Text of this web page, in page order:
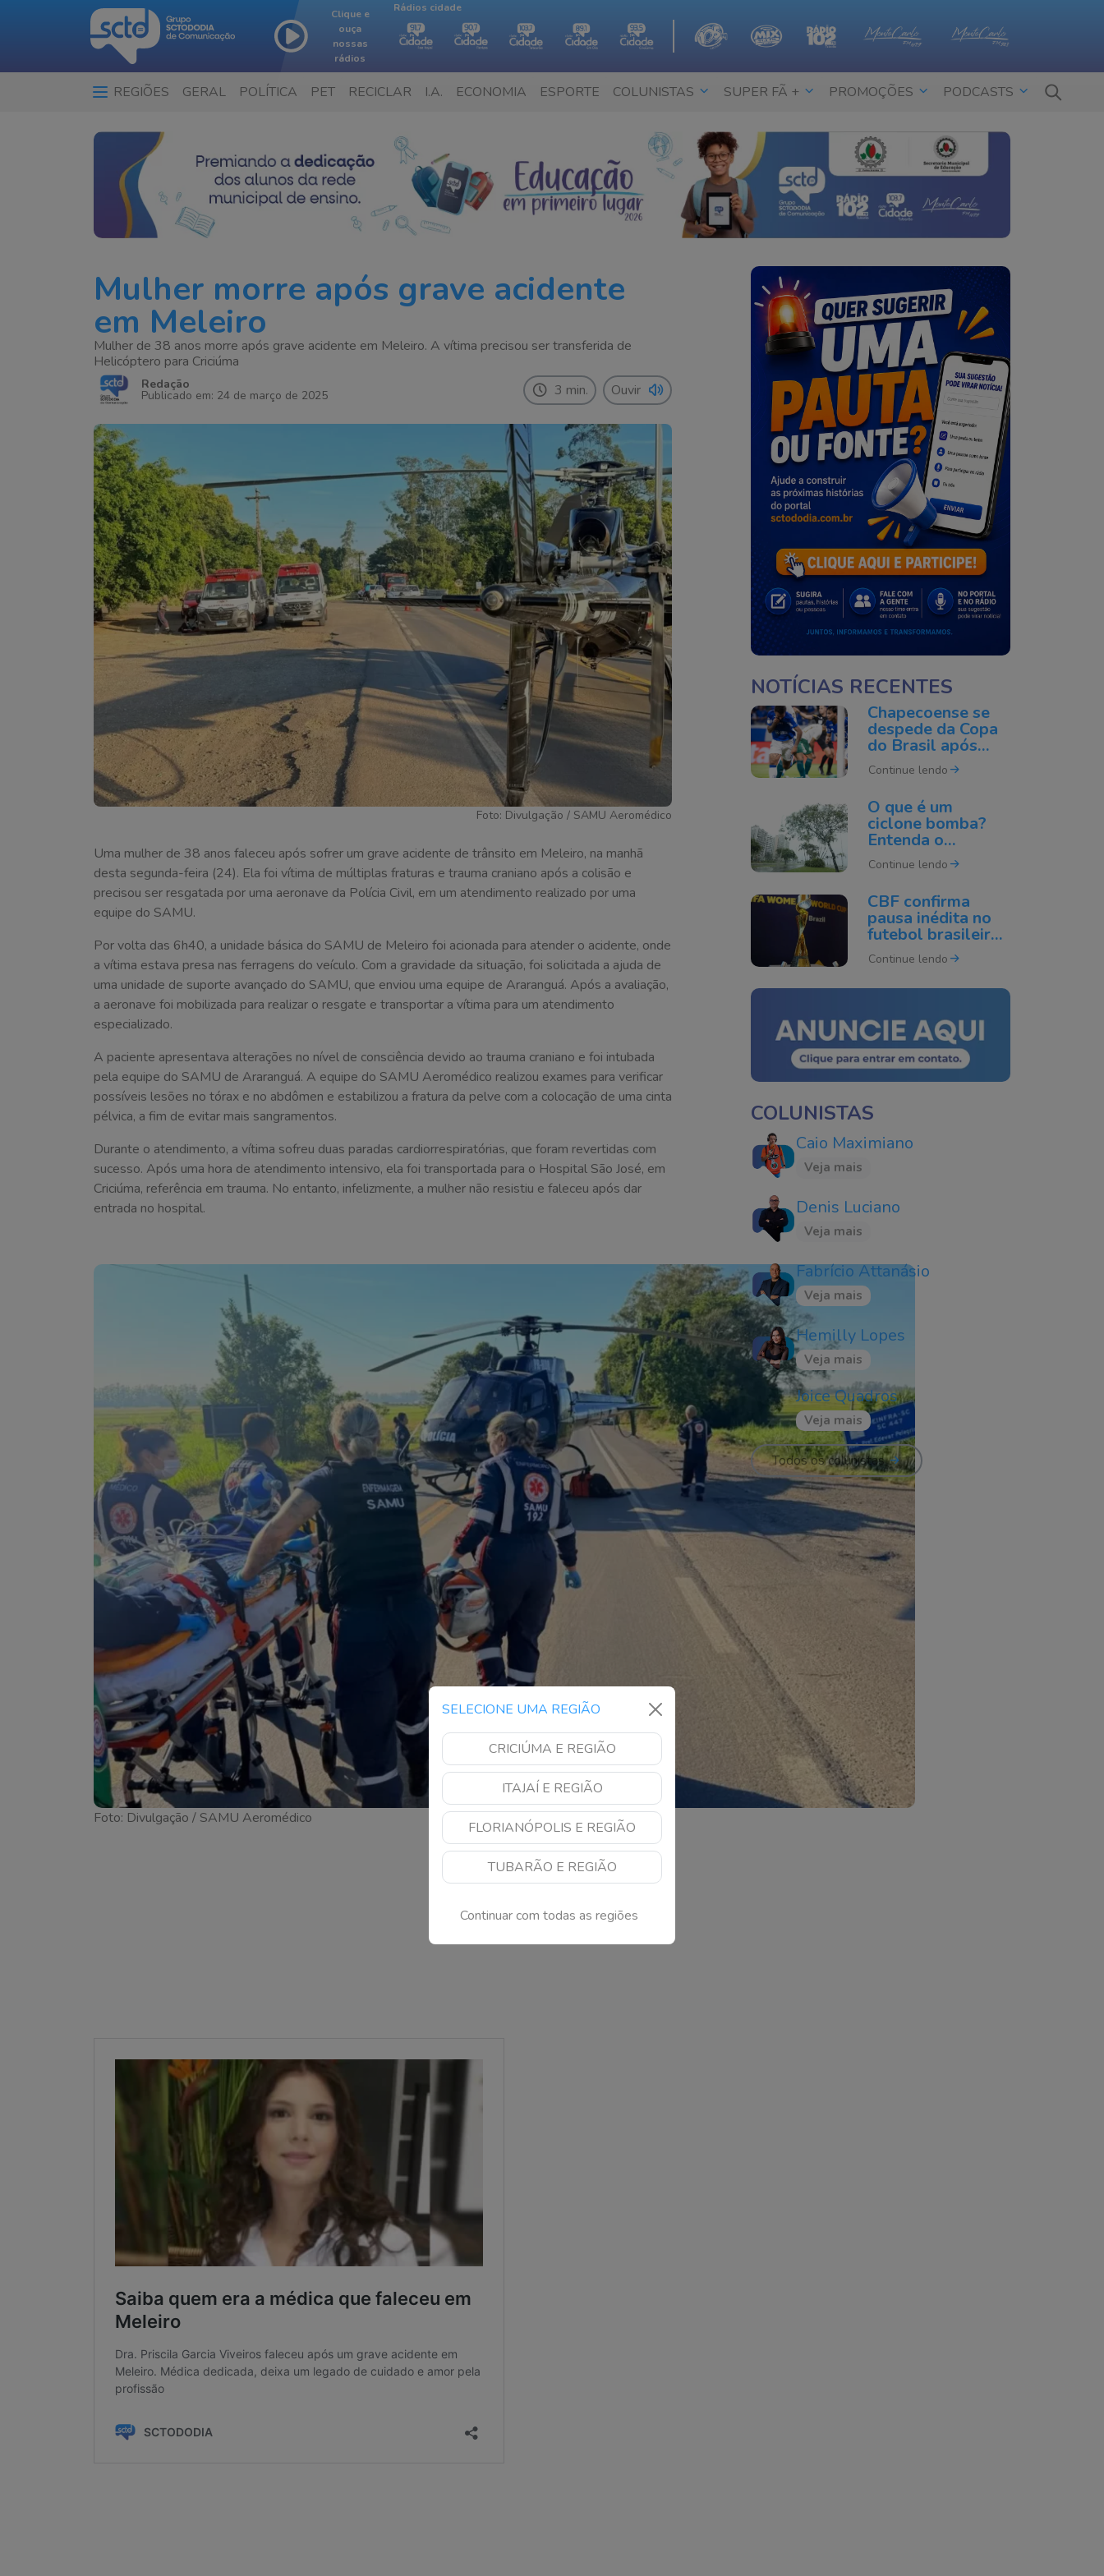
Clique e
ouça
nossas
rádios
Rádios cidade
REGIÕES GERAL POLÍTICA PET RECICLAR I.A. ECONOMIA ESPORTE COLUNISTAS SUPER FÃ + PROMOÇÕES PODCASTS
SELECIONE UMA REGIÃO
CRICIÚMA E REGIÃO
ITAJAÍ E REGIÃO
FLORIANÓPOLIS E REGIÃO
TUBARÃO E REGIÃO
Continuar com todas as regiões
Mulher morre após grave acidente
em Meleiro
Mulher de 38 anos morre após grave acidente em Meleiro. A vítima precisou ser transferida de
Helicóptero para Criciúma
Redação
Publicado em: 24 de março de 2025 3 min. Ouvir
Foto: Divulgação / SAMU Aeromédico
Uma mulher de 38 anos faleceu após sofrer um grave acidente de trânsito em Meleiro, na manhã
desta segunda-feira (24). Ela foi vítima de múltiplas fraturas e trauma craniano após a colisão e
precisou ser resgatada por uma aeronave da Polícia Civil, em um atendimento realizado por uma
equipe do SAMU.
Por volta das 6h40, a unidade básica do SAMU de Meleiro foi acionada para atender o acidente, onde
a vítima estava presa nas ferragens do veículo. Com a gravidade da situação, foi solicitada a ajuda de
uma unidade de suporte avançado do SAMU, que enviou uma equipe de Araranguá. Após a avaliação,
a aeronave foi mobilizada para realizar o resgate e transportar a vítima para um atendimento
especializado.
A paciente apresentava alterações no nível de consciência devido ao trauma craniano e foi intubada
pela equipe do SAMU de Araranguá. A equipe do SAMU Aeromédico realizou exames para verificar
possíveis lesões no tórax e no abdômen e estabilizou a fratura da pelve com a colocação de uma cinta
pélvica, a fim de evitar mais sangramentos.
Durante o atendimento, a vítima sofreu duas paradas cardiorrespiratórias, que foram revertidas com
sucesso. Após uma hora de atendimento intensivo, ela foi transportada para o Hospital São José, em
Criciúma, referência em trauma. No entanto, infelizmente, a mulher não resistiu e faleceu após dar
entrada no hospital.
Foto: Divulgação / SAMU Aeromédico
NOTÍCIAS RECENTES
Chapecoense se
despede da Copa
do Brasil após
derrota para o
Cruzeiro
Continue lendo
O que é um
ciclone bomba?
Entenda o
fenômeno que
pode atingir o Sul
Continue lendo
CBF confirma
pausa inédita no
futebol brasileiro
por causa da Copa
do Mundo de 2027
Continue lendo
COLUNISTAS
Caio Maximiano
Veja mais
Denis Luciano
Veja mais
Fabrício Attanásio
Veja mais
Hemilly Lopes
Veja mais
Joice Quadros
Veja mais
Todos os colunistas